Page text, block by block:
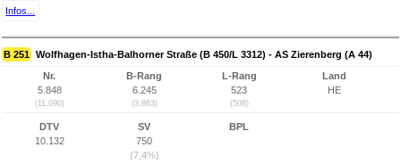
Infos...
B 251 Wolfhagen-Istha-Balhorner Straße (B 450/L 3312) - AS Zierenberg (A 44)
Nr.
5.848
(11.090)
B-Rang
6.245
(3.863)
L-Rang
523
(508)
Land
HE
DTV
10.132
SV
750
(7,4%)
BPL